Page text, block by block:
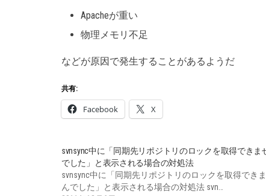
Apacheが重い
物理メモリ不足
などが原因で発生することがあるようだ
共有:
Facebook X
svnsync中に「同期先リポジトリのロックを取得できま
でした」と表示される場合の対処法
svnsync中に「同期先リポジトリのロックを取得でき
んでした」と表示される場合の対処法 svn…